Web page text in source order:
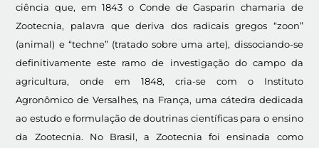
ciência que, em 1843 o Conde de Gasparin chamaria de
Zootecnia, palavra que deriva dos radicais gregos “zoon”
(animal) e “techne” (tratado sobre uma arte), dissociando-se
definitivamente este ramo de investigação do campo da
agricultura, onde em 1848, cria-se com o Instituto
Agronômico de Versalhes, na França, uma cátedra dedicada
ao estudo e formulação de doutrinas científicas para o ensino
da Zootecnia. No Brasil, a Zootecnia foi ensinada como